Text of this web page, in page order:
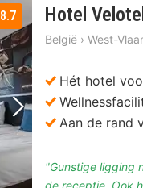
Volgende foto
8.7 Hotel
België › West-
Hét hotel
Aan de rand
"Gunstige ligging
de receptie. Ook